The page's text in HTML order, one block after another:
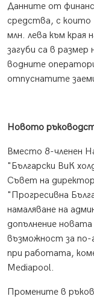
Данните от
средства, с които
млн. лева към края
загуби са в
водните
отпуснатите
Новото
Вместо 8-членен
"Български ВиК
Съвет на
"Прогресивна
намаляване на
допълнение
възможност за по-
при работата,
Mediapool.
Промените в